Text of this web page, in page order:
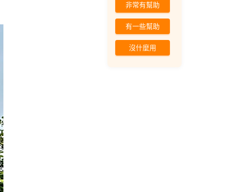
非常有幫助
有一些幫助
沒什麼用